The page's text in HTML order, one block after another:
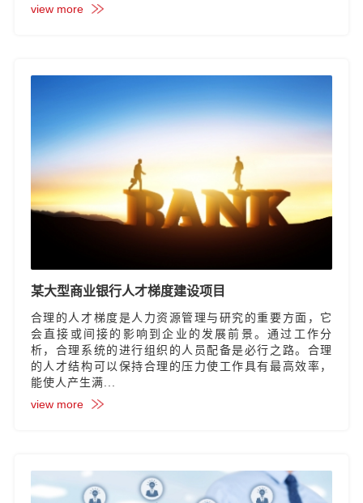
view more
某大型商业银行人才梯度建设项目
合理的人才梯度是人力资源管理与研究的重要方面，它
会直接或间接的影响到企业的发展前景。通过工作分
析，合理系统的进行组织的人员配备是必行之路。合理
的人才结构可以保持合理的压力使工作具有最高效率，
能使人产生满...
view more